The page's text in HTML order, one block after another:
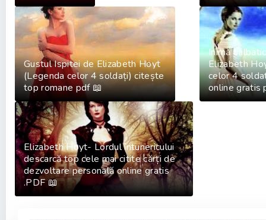
Gustul Ispitei de Elizabeth Hoyt
(Legenda celor 4 soldați) citește
top romane pdf 📖
Inimă
Elizabeth
celor 4
online gratis
Elizabeth Hoyt- Lordul întunericului
descarcă top cele mai citite cărți de
dezvoltare personală online gratis
.PDF 📖